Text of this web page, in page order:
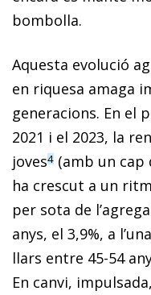
bombolla.
Aquesta evolució
en riquesa amaga
generacions. En el
2021 i el 2023, la
joves4 (amb un cap
ha crescut a un
per sota de
anys, el 3,9%, a
llars entre 45-54
En canvi,